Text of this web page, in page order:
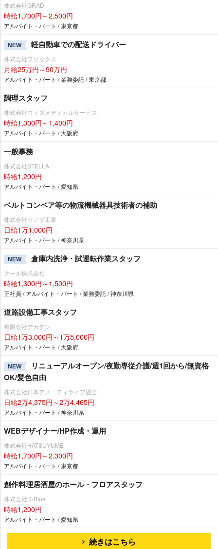
株式会社GRAD
時給1,700円～2,500円
アルバイト・パート / 東京都
NEW 軽自動車での配送ドライバー
株式会社フリックス
月給25万円～90万円
アルバイト・パート / 業務委託 / 東京都
調理スタッフ
株式会社ウィズメディカルサービス
時給1,300円～1,400円
アルバイト・パート / 大阪府
一般事務
株式会社STELLA
時給1,200円
アルバイト・パート / 愛知県
ベルトコンベア等の物流機械器具技術者の補助
株式会社ツノダ工業
日給1万1,000円
アルバイト・パート / 神奈川県
NEW 倉庫内洗浄・試運転作業スタッフ
クール株式会社
時給1,300円～1,500円
正社員 / アルバイト・パート / 業務委託 / 神奈川県
道路設備工事スタッフ
有限会社デカデン
日給1万3,000円～1万5,000円
アルバイト・パート / 大阪府
NEW
リニューアルオープン/夜勤専従介護/週1回から/無資格
OK/髪色自由
株式会社日本アメニティライフ協会
日給2万4,375円～2万4,465円
アルバイト・パート / 神奈川県
WEBデザイナー/HP作成・運用
株式会社HATSUYUME
時給1,700円～2,300円
アルバイト・パート / 東京都
創作料理居酒屋のホール・フロアスタッフ
株式会社D-Blue
時給1,200円
アルバイト・パート / 愛知県
続きはこちら